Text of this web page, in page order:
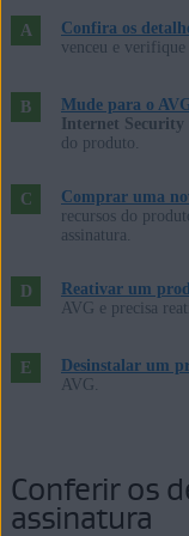
64-bit
Microsoft
Microsoft
Apple macOS
Apple macOS
Apple macOS
Apple macOS
Confira os
venceu e
Mude para o
Internet Security
do produto.
Comprar uma
recursos do
assinatura.
Reativar um
AVG e precisa
Desinstalar um
AVG.
Conferir os
assinatura